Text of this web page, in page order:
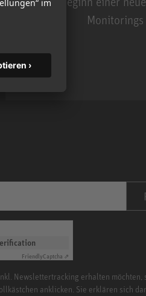
Monitorings
FriendlyCaptcha ⇗
Newslettertracking erhalten möchten,
anklicken. Sie erklären sich